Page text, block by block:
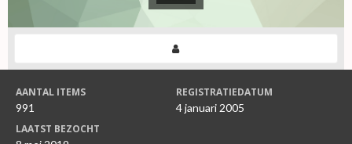
AANTAL ITEMS
991
REGISTRATIEDATUM
4 januari 2005
LAATST BEZOCHT